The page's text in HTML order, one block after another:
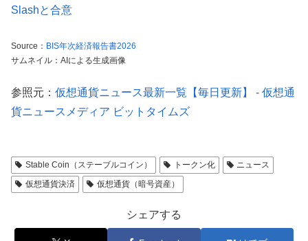
Slashと合意
Source： BIS年次経済報告書2026
サムネイル：AIによる生成画像
参照元： 仮想通貨ニュース最新一覧【毎日更新】 - 仮想通
貨ニュースメディア ビットタイムズ
Stable Coin（ステーブルコイン） トークン化
ニュース
仮想通貨決済
仮想通貨（暗号資産）
シェアする